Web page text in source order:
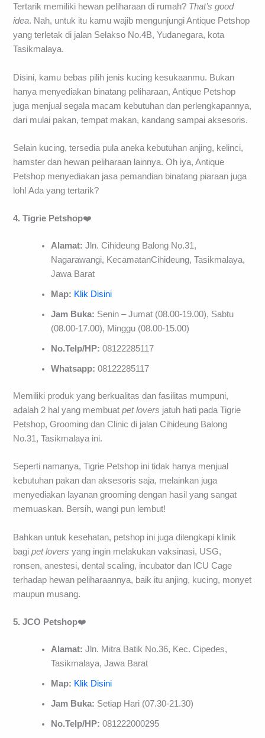
Tertarik memiliki hewan peliharaan di rumah? That’s good
idea. Nah, untuk itu kamu wajib mengunjungi Antique Petshop
yang terletak di jalan Selakso No.4B, Yudanegara, kota
Tasikmalaya.
Disini, kamu bebas pilih jenis kucing kesukaanmu. Bukan
hanya menyediakan binatang peliharaan, Antique Petshop
juga menjual segala macam kebutuhan dan perlengkapannya,
dari mulai pakan, tempat makan, kandang sampai aksesoris.
Selain kucing, tersedia pula aneka kebutuhan anjing, kelinci,
hamster dan hewan peliharaan lainnya. Oh iya, Antique
Petshop menyediakan jasa pemandian binatang piaraan juga
loh! Ada yang tertarik?
4. Tigrie Petshop❤️
Alamat: Jln. Cihideung Balong No.31,
Nagarawangi, KecamatanCihideung, Tasikmalaya,
Jawa Barat
Map: Klik Disini
Jam Buka: Senin – Jumat (08.00-19.00), Sabtu
(08.00-17.00), Minggu (08.00-15.00)
No.Telp/HP: 08122285117
Whatsapp:08122285117
Memiliki produk yang berkualitas dan fasilitas mumpuni,
adalah 2 hal yang membuatpet lovers jatuh hati pada Tigrie
Petshop, Grooming dan Clinic di jalan Cihideung Balong
No.31, Tasikmalaya ini.
Seperti namanya, Tigrie Petshop ini tidak hanya menjual
kebutuhan pakan dan aksesoris saja, melainkan juga
menyediakan layanan grooming dengan hasil yang sangat
memuaskan. Bersih, wangi pun lembut!
Bahkan untuk kesehatan, petshop ini juga dilengkapi klinik
bagipet lovers yang ingin melakukan vaksinasi, USG,
ronsen, anestesi, dental scaling, incubator dan ICU Cage
terhadap hewan peliharaannya, baik itu anjing, kucing, monyet
maupun musang.
5. JCO Petshop❤️
Alamat: Jln. Mitra Batik No.36, Kec. Cipedes,
Tasikmalaya, Jawa Barat
Map: Klik Disini
Jam Buka: Setiap Hari (07.30-21.30)
No.Telp/HP: 081222000295